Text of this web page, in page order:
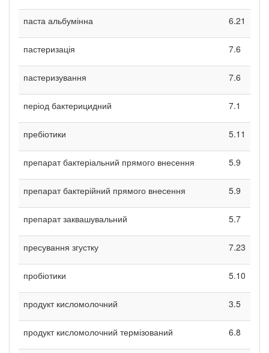
паста альбумінна 6.21
пастеризація 7.6
пастеризування 7.6
період бактерицидний 7.1
пребіотики 5.11
препарат бактеріальний прямого внесення 5.9
препарат бактерійний прямого внесення 5.9
препарат заквашувальний 5.7
пресування згустку 7.23
пробіотики 5.10
продукт кисломолочний 3.5
продукт кисломолочний термізований 6.8